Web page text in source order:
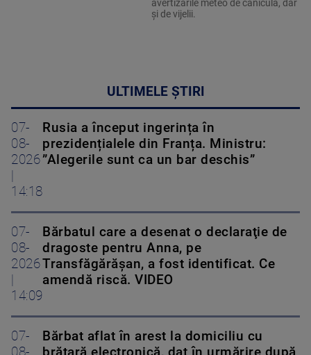
avertizările meteo de caniculă, dar
și de vijelii.
ULTIMELE ȘTIRI
07-
08-
2026
14:18
Rusia a început ingerința în
prezidențialele din Franța. Ministru:
”Alegerile sunt ca un bar deschis”
07-
08-
2026
14:09
Bărbatul care a desenat o declaraţie de
dragoste pentru Anna, pe
Transfăgărăşan, a fost identificat. Ce
amendă riscă. VIDEO
07-
Bărbat aflat în arest la domiciliu cu